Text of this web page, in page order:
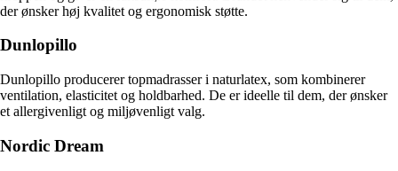
der ønsker høj kvalitet og ergonomisk støtte.
Dunlopillo
Dunlopillo producerer topmadrasser i naturlatex, som kombinerer
ventilation, elasticitet og holdbarhed. De er ideelle til dem, der ønsker
et allergivenligt og miljøvenligt valg.
Nordic Dream